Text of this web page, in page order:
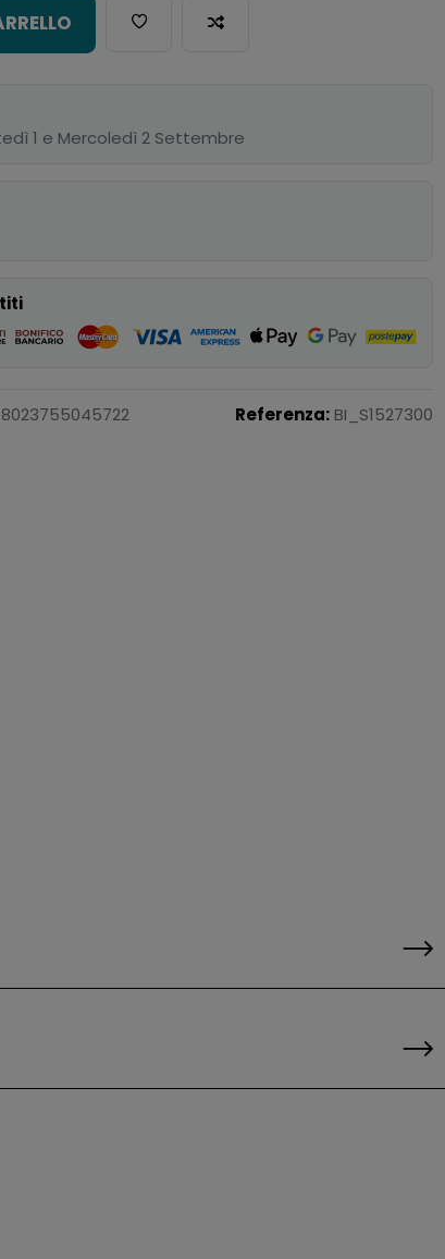
1 e Mercoledì 2 Settembre
8023755045722 Referenza: BI_S1527300